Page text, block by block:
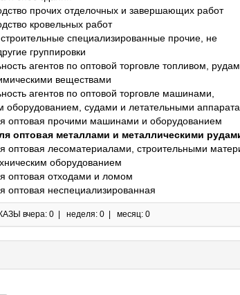
прочих отделочных и завершающих работ
кровельных работ
специализированные прочие, не
группировки
агентов по оптовой торговле топливом,
веществами
агентов по оптовой торговле машинами,
судами и летательными
оптовая прочими машинами и оборудованием
оптовая металлами и металлическими
оптовая лесоматериалами, строительными
оборудованием
оптовая отходами и ломом
оптовая неспециализированная
вчера: 0 | неделя: 0 | месяц: 0